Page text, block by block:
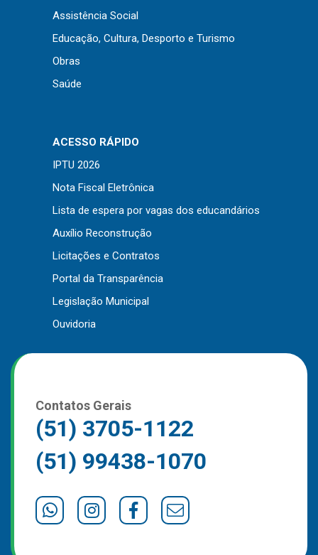
Chamamentos Públicos
Leis, Decretos e Portarias
Portal da Transparência
Radar da Transparência
Cespro
Outros
Downloads
Notícias
Contato
Página Inicial
Assistência Social
Educação, Cultura, Desporto e Turismo
Obras
Saúde
ACESSO RÁPIDO
IPTU 2026
Nota Fiscal Eletrônica
Lista de espera por vagas dos educandários
Auxílio Reconstrução
Licitações e Contratos
Portal da Transparência
Legislação Municipal
Ouvidoria
Contatos Gerais
(51) 3705-1122
(51) 99438-1070